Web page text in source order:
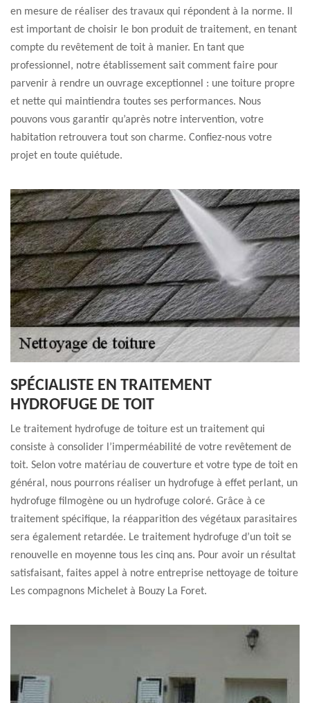
en mesure de réaliser des travaux qui répondent à la norme. Il
est important de choisir le bon produit de traitement, en tenant
compte du revêtement de toit à manier. En tant que
professionnel, notre établissement sait comment faire pour
parvenir à rendre un ouvrage exceptionnel : une toiture propre
et nette qui maintiendra toutes ses performances. Nous
pouvons vous garantir qu’après notre intervention, votre
habitation retrouvera tout son charme. Confiez-nous votre
projet en toute quiétude.
SPÉCIALISTE EN TRAITEMENT
HYDROFUGE DE TOIT
Le traitement hydrofuge de toiture est un traitement qui
consiste à consolider l’imperméabilité de votre revêtement de
toit. Selon votre matériau de couverture et votre type de toit en
général, nous pourrons réaliser un hydrofuge à effet perlant, un
hydrofuge filmogène ou un hydrofuge coloré. Grâce à ce
traitement spécifique, la réapparition des végétaux parasitaires
sera également retardée. Le traitement hydrofuge d’un toit se
renouvelle en moyenne tous les cinq ans. Pour avoir un résultat
satisfaisant, faites appel à notre entreprise nettoyage de toiture
Les compagnons Michelet à Bouzy La Foret.